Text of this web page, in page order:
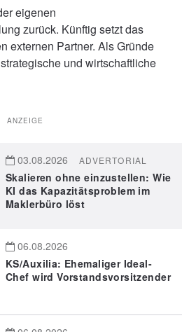
eigenen
zurück. Künftig setzt das
externen Partner. Als Gründe
und wirtschaftliche
ANZEIGE
03.08.2026 ADVERTORIAL
Skalieren ohne einzustellen: Wie
KI das Kapazitätsproblem im
Maklerbüro löst
06.08.2026
KS/Auxilia: Ehemaliger Ideal-
Chef wird Vorstandsvorsitzender